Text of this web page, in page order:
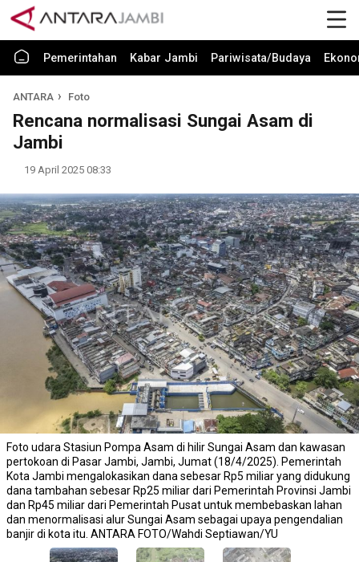
Pemerintahan Kabar Jambi Pariwisata/Budaya
ANTARA Foto
Rencana normalisasi Sungai Asam di
Jambi
19 April 2025 08:33
Foto udara Stasiun Pompa Asam di hilir Sungai Asam dan kawasan
pertokoan di Pasar Jambi, Jambi, Jumat (18/4/2025). Pemerintah
Kota Jambi mengalokasikan dana sebesar Rp5 miliar yang didukung
dana tambahan sebesar Rp25 miliar dari Pemerintah Provinsi Jambi
dan Rp45 miliar dari Pemerintah Pusat untuk membebaskan lahan
dan menormalisasi alur Sungai Asam sebagai upaya pengendalian
banjir di kota itu. ANTARA FOTO/Wahdi Septiawan/YU